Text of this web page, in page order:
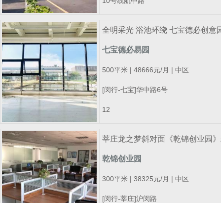
全明采光 浴池环绕 七宝德必创意
七宝德必易园
500平米 | 48666元/月 | 中区
[闵行-七宝]华中路6号
12
莘庄龙之梦斜对面《乾锦创业园
乾锦创业园
300平米 | 38325元/月 | 中区
[闵行-莘庄]沪闵路